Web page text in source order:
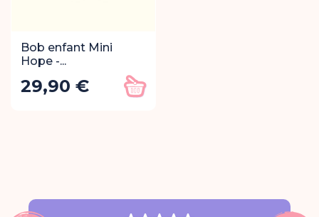
Bob enfant Mini
Hope -...
Prix
29,90 €